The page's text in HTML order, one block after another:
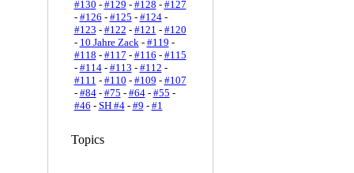
#130 - #129 - #128 - #127
- #126 - #125 - #124-
#123 - #122 - #121 - #120
- 10 Jahre Zack- #119 -
#118 - #117 - #116 - #115
- #114- #113 - #112 -
#111 - #110 - #109 - #107
- #84- #75 - #64- #55 -
#46 - SH #4- #9 - #1
Topics